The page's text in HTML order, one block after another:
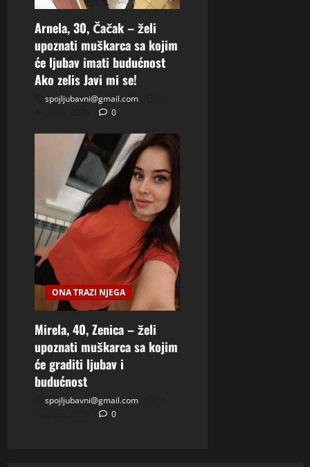
Arnela, 30, Čačak – želi
upoznati muškarca sa kojim
će ljubav imati budućnost
Ako zelis Javi mi se!
spojljubavni@gmail.com
0
ONA TRAZI NJEGA
Mirela, 40, Zenica – želi
upoznati muškarca sa kojim
će graditi ljubav i
budućnost
spojljubavni@gmail.com
0